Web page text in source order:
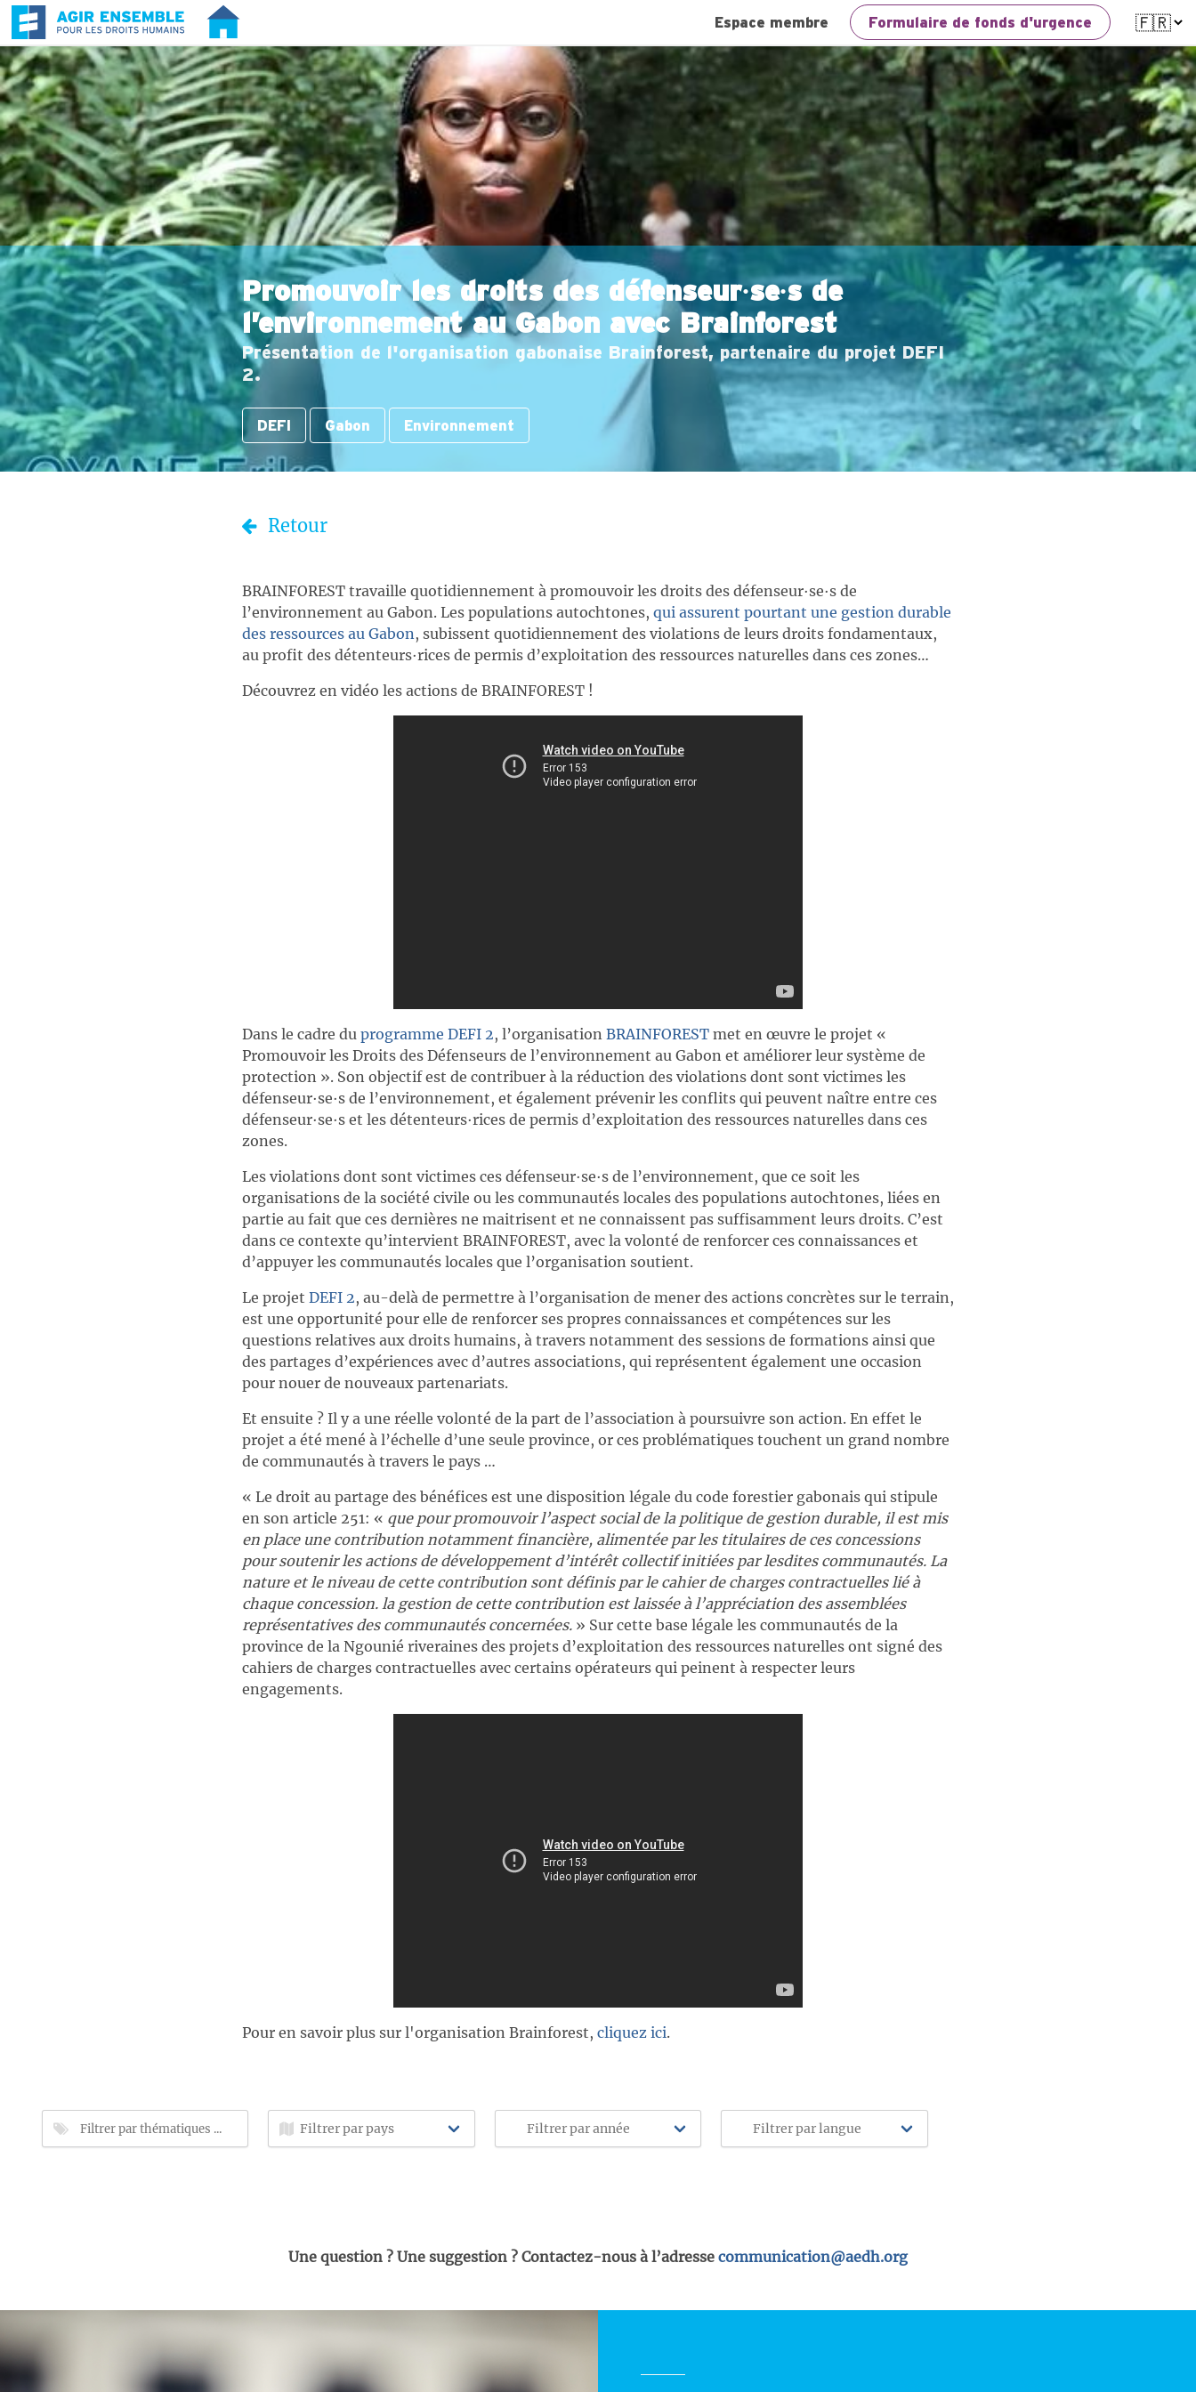
Espace membre Formulaire de fonds d'urgence
Promouvoir les droits des défenseur∙se∙s de
l’environnement au Gabon avec Brainforest
Présentation de l'organisation gabonaise Brainforest, partenaire du projet DEFI
2.
DEFI Gabon Environnement
Retour
BRAINFOREST travaille quotidiennement à promouvoir les droits des défenseur∙se∙s de
l’environnement au Gabon. Les populations autochtones, qui assurent pourtant une gestion durable
des ressources au Gabon, subissent quotidiennement des violations de leurs droits fondamentaux,
au profit des détenteurs∙rices de permis d’exploitation des ressources naturelles dans ces zones…
Découvrez en vidéo les actions de BRAINFOREST !
Dans le cadre du programme DEFI 2, l’organisation BRAINFOREST met en œuvre le projet «
Promouvoir les Droits des Défenseurs de l’environnement au Gabon et améliorer leur système de
protection ». Son objectif est de contribuer à la réduction des violations dont sont victimes les
défenseur∙se∙s de l’environnement, et également prévenir les conflits qui peuvent naître entre ces
défenseur∙se∙s et les détenteurs∙rices de permis d’exploitation des ressources naturelles dans ces
zones.
Les violations dont sont victimes ces défenseur∙se∙s de l’environnement, que ce soit les
organisations de la société civile ou les communautés locales des populations autochtones, liées en
partie au fait que ces dernières ne maitrisent et ne connaissent pas suffisamment leurs droits. C’est
dans ce contexte qu’intervient BRAINFOREST, avec la volonté de renforcer ces connaissances et
d’appuyer les communautés locales que l’organisation soutient.
Le projet DEFI 2, au-delà de permettre à l’organisation de mener des actions concrètes sur le terrain,
est une opportunité pour elle de renforcer ses propres connaissances et compétences sur les
questions relatives aux droits humains, à travers notamment des sessions de formations ainsi que
des partages d’expériences avec d’autres associations, qui représentent également une occasion
pour nouer de nouveaux partenariats.
Et ensuite ? Il y a une réelle volonté de la part de l’association à poursuivre son action. En effet le
projet a été mené à l’échelle d’une seule province, or ces problématiques touchent un grand nombre
de communautés à travers le pays …
« Le droit au partage des bénéfices est une disposition légale du code forestier gabonais qui stipule
en son article 251: « que pour promouvoir l’aspect social de la politique de gestion durable, il est mis
en place une contribution notamment financière, alimentée par les titulaires de ces concessions
pour soutenir les actions de développement d’intérêt collectif initiées par lesdites communautés. La
nature et le niveau de cette contribution sont définis par le cahier de charges contractuelles lié à
chaque concession. la gestion de cette contribution est laissée à l’appréciation des assemblées
représentatives des communautés concernées. » Sur cette base légale les communautés de la
province de la Ngounié riveraines des projets d’exploitation des ressources naturelles ont signé des
cahiers de charges contractuelles avec certains opérateurs qui peinent à respecter leurs
engagements.
Pour en savoir plus sur l'organisation Brainforest, cliquez ici.
Une question ? Une suggestion ? Contactez-nous à l’adresse communication@aedh.org